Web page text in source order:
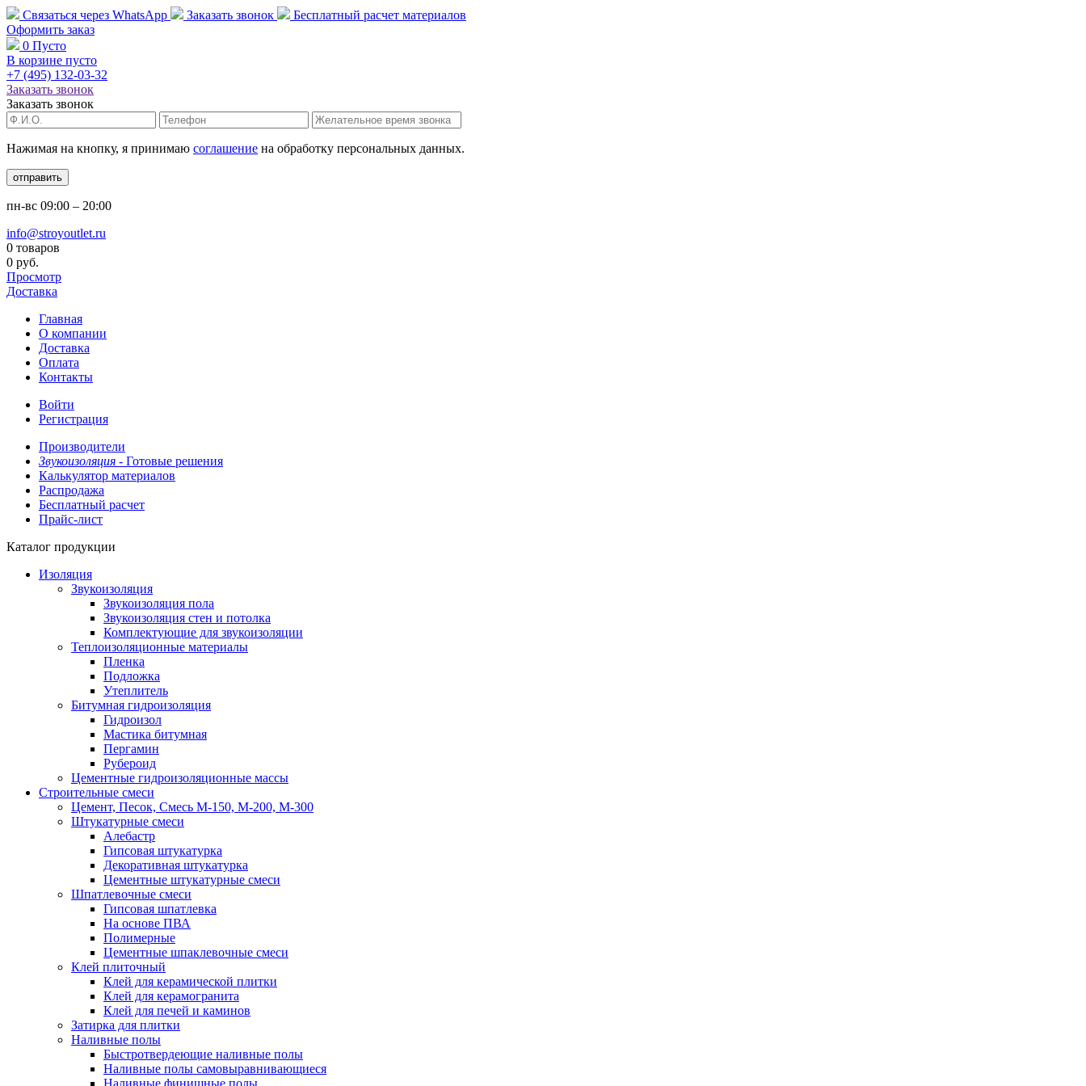
Связаться через WhatsApp Заказать звонок Бесплатный расчет материалов
Оформить заказ
0 Пусто
В корзине пусто
+7 (495) 132-03-32
Заказать звонок
Заказать звонок
Нажимая на кнопку, я принимаю соглашение на обработку персональных данных.
отправить
пн-вс 09:00 – 20:00
info@stroyoutlet.ru
0 товаров
0 руб.
Просмотр
Доставка
Главная
О компании
Доставка
Оплата
Контакты
Войти
Регистрация
Производители
Звукоизоляция - Готовые решения
Калькулятор материалов
Распродажа
Бесплатный расчет
Прайс-лист
Каталог продукции
Изоляция
Звукоизоляция
Звукоизоляция пола
Звукоизоляция стен и потолка
Комплектующие для звукоизоляции
Теплоизоляционные материалы
Пленка
Подложка
Утеплитель
Битумная гидроизоляция
Гидроизол
Мастика битумная
Пергамин
Рубероид
Цементные гидроизоляционные массы
Строительные смеси
Цемент, Песок, Смесь М-150, М-200, М-300
Штукатурные смеси
Алебастр
Гипсовая штукатурка
Декоративная штукатурка
Цементные штукатурные смеси
Шпатлевочные смеси
Гипсовая шпатлевка
На основе ПВА
Полимерные
Цементные шпаклевочные смеси
Клей плиточный
Клей для керамической плитки
Клей для керамогранита
Клей для печей и каминов
Затирка для плитки
Наливные полы
Быстротвердеющие наливные полы
Наливные полы самовыравнивающиеся
Наливные финишные полы